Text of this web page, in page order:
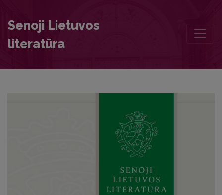
Senoji Lietuvos
literatūra